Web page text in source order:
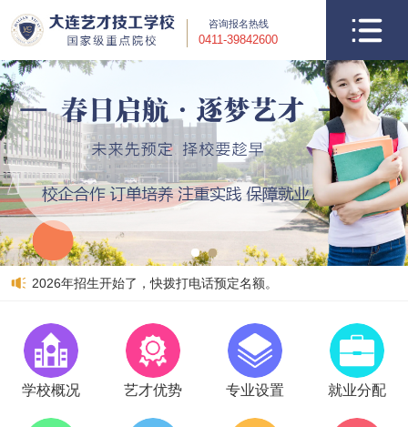
咨询报名热线
0411-39842600
2026年招生开始了，快拨打电话预定名额。
学校概况 艺才优势 专业设置 就业分配
郝博琦 数控加工 内蒙古通辽